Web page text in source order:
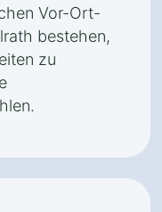
Vor-Ort-
bestehen,
zu